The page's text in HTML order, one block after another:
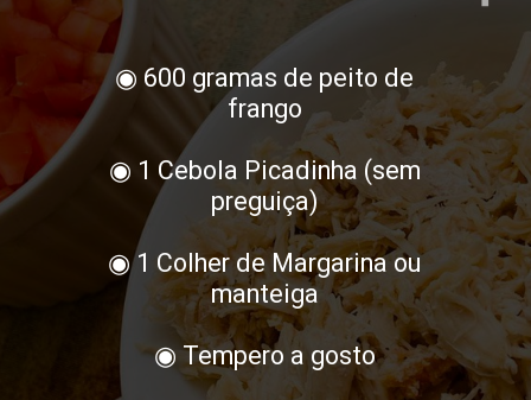
◉ 600 gramas de peito de
frango
◉ 1 Cebola Picadinha (sem
preguiça)
◉ 1 Colher de Margarina ou
manteiga
◉ Tempero a gosto